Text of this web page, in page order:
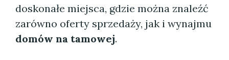
doskonałe miejsca, gdzie można znaleźć
zarówno oferty sprzedaży, jak i wynajmu
domów na tamowej.